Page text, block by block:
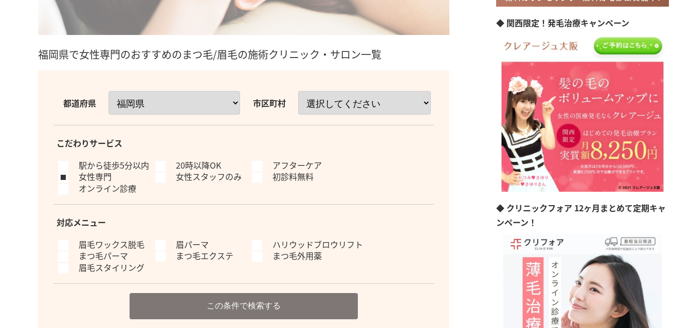
福岡県で女性専門のおすすめのまつ毛/眉毛の施術クリニック・サロン一覧
都道府県 市区町村
こだわりサービス
駅から徒歩5分以内
20時以降OK
アフターケア
女性専門
女性スタッフのみ
初診料無料
オンライン診療
対応メニュー
眉毛ワックス脱毛
眉パーマ
ハリウッドブロウリフト
まつ毛パーマ
まつ毛エクステ
まつ毛外用薬
眉毛スタイリング
この条件で検索する
◆ 関西限定！発毛治療キャンペーン
◆ クリニックフォア 12ヶ月まとめて定期キャ
ンペーン！